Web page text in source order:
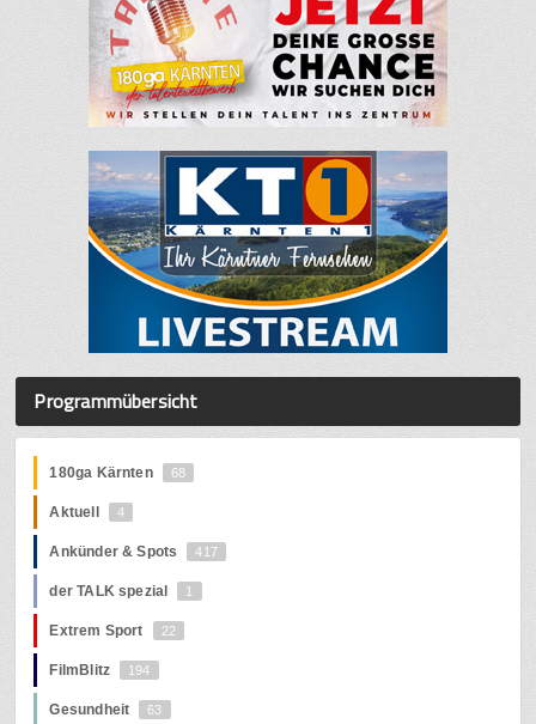
Programmübersicht
180ga Kärnten 68
Aktuell 4
Ankünder & Spots 417
der TALK spezial 1
Extrem Sport 22
FilmBlitz 194
Gesundheit 63